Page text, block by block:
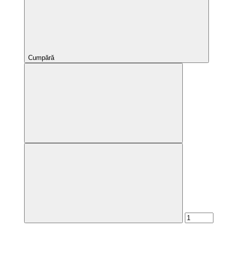
Cumpără